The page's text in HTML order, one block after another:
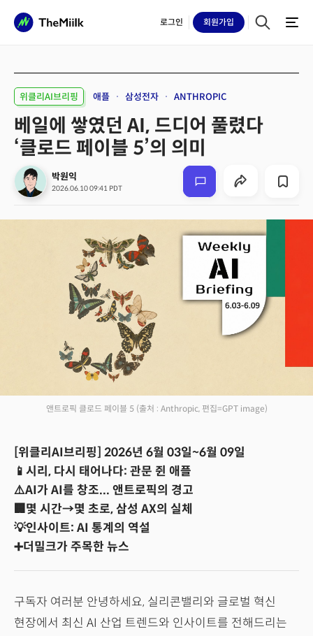
로그인 회원가입
위클리AI브리핑 애플 삼성전자 ANTHROPIC
베일에 쌓였던 AI, 드디어 풀렸다
‘클로드 페이블 5’의 의미
박원익
2026.06.10 09:41 PDT
앤트로픽 클로드 페이블 5 (출처 : Anthropic, 편집=GPT image)
[위클리AI브리핑] 2026년 6월 03일~6월 09일
📱시리, 다시 태어나다: 관문 쥔 애플
⚠️AI가 AI를 창조... 앤트로픽의 경고
🏢몇 시간→몇 초로, 삼성 AX의 실체
💡인사이트: AI 통계의 역설
➕더밀크가 주목한 뉴스
구독자 여러분 안녕하세요, 실리콘밸리와 글로벌 혁신
현장에서 최신 AI 산업 트렌드와 인사이트를 전해드리는